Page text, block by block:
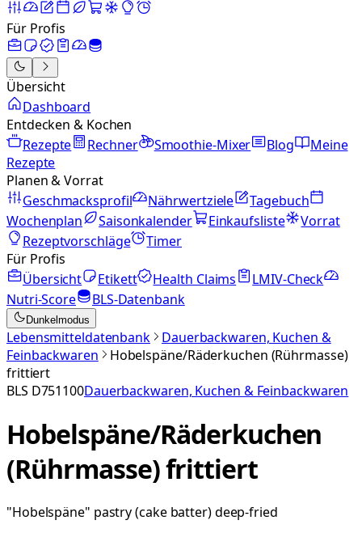
Für Profis
Übersicht
Dashboard
Entdecken & Kochen
Rezepte
Rechner Smoothie-Mixer Blog
Meine
Rezepte
Planen & Vorrat
Geschmacksprofil
Nährwertziele
Tagebuch
Wochenplan
Saisonkalender Einkaufsliste
Vorrat
Rezeptvorschläge
Timer
Für Profis
Übersicht
Etikett Health Claims
LMIV-Check
Nutri-Score
BLS-Datenbank
Dunkelmodus
Lebensmitteldatenbank
Dauerbackwaren, Kuchen &
Feinbackwaren
Hobelspäne/Räderkuchen (Rührmasse)
frittiert
BLS D751100Dauerbackwaren, Kuchen & Feinbackwaren
Hobelspäne/Räderkuchen
(Rührmasse) frittiert
"Hobelspäne" pastry (cake batter) deep-fried